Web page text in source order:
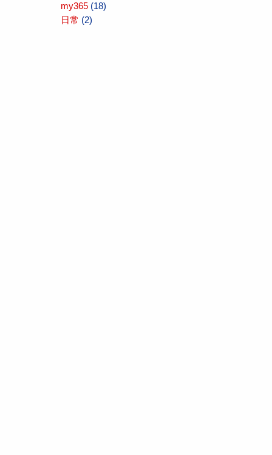
my365(18)
日常 (2)